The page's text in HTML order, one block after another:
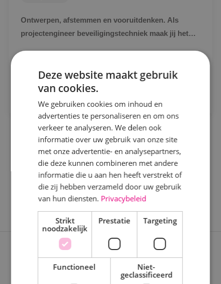
Locatie
Kaatsheuvel
Sprundel
Specialisme
Beveiligingstechniek
Elektrotechniek
Energietechniek
Staf
Uren
Fulltime
Ontwerpen, afstemmen en vooruitdenken. Als
projectengineer beveiligingstechniek maak jij het
Direct solliciteren
Nieuwbouwprojecten
Deze website maakt gebruik
van cookies.
We gebruiken cookies om inhoud en
advertenties te personaliseren en om ons
verkeer te analyseren. We delen ook
informatie over uw gebruik van onze site
met onze advertentie- en analysepartners,
die deze kunnen combineren met andere
informatie die u aan hen heeft verstrekt of
die zij hebben verzameld door uw gebruik
van hun diensten. Privacybeleid
Strikt
noodzakelijk
Prestatie Targeting
Functioneel
Niet-
geclassificeerd